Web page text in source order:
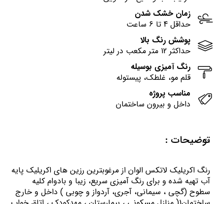
زمان خشک شدن
حداقل 4 تا 6 ساعت
پوشش رنگ بالا
حداکثر 12 متر مکعب در لیتر
رنگ آمیزی بوسیله
قلم مو، غلطک، پیستوله
مناسب پروژه
داخل و بیرون ساختمان
توضیحات :
رنگ اكريليك لاتكس الوان از مرغوبترين رزين هاي اكريليك پايه
آب تهيه شده و برای رنگ آمیزی سریع، زیبا و بادوام کلیه
سطوح (گچی ، سیمانی، آجری، آردواز و چوبی ) داخل و خارج